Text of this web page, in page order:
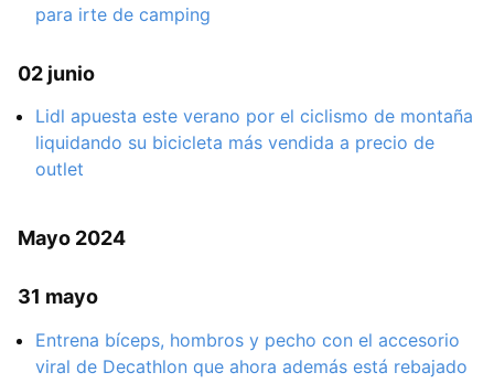
para irte de camping
02 junio
Lidl apuesta este verano por el ciclismo de montaña
liquidando su bicicleta más vendida a precio de
outlet
Mayo 2024
31 mayo
Entrena bíceps, hombros y pecho con el accesorio
viral de Decathlon que ahora además está rebajado